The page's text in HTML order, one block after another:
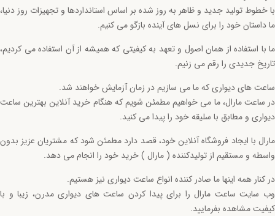
با خطوط تولید جدید و ظاهر به روز شده بر اساس استانداردها و تجهیزات روز دنیا،
ما داستان خود را برای نسل های آینده بازگو می کنیم.
ما با استفاده از همان اصول و تعهد به کیفیتی که همیشه از آن استفاده می کردیم،
تاریخ جدیدی را رقم می زنیم.
ساعت های دیواری که ما می سازیم در زمان آزمایش خواهند شد.
در ساعت مارال، ما می خواهیم مطمئن شویم که هنگام خرید آنلاین بهترین ساعت
دیواری و مطابق با سلیقه خود را پیدا می کنید.
مارال با ایجاد فروشگاه آنلاین خود، قصد دارد مطمئن شود که مشتریان عزیز بدون
واسطه و مستقیم از تولیدکننده ( مارال ) خرید خود را انجام می دهد.
در کنار همه اینها ما صادر کننده انواع ساعت دیواری نیز هستیم.
وب سایت ساعت مارال را برای پیدا کردن ساعت های دیواری مدرن، زیبا و با
کیفیت مشاهده بفرمایید.